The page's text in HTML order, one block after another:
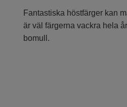
Fantastiska höstfärger kan
är väl färgerna vackra hela
bomull.